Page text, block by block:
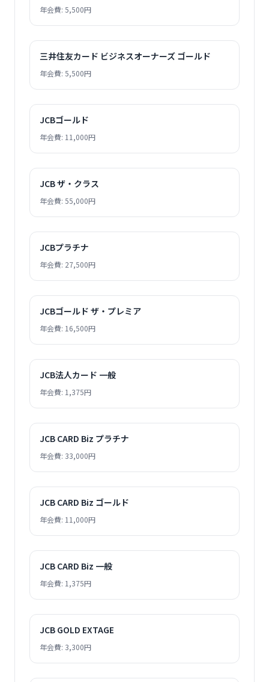
年会費: 5,500円
三井住友カード ビジネスオーナーズ ゴールド
年会費: 5,500円
JCBゴールド
年会費: 11,000円
JCB ザ・クラス
年会費: 55,000円
JCBプラチナ
年会費: 27,500円
JCBゴールド ザ・プレミア
年会費: 16,500円
JCB法人カード 一般
年会費: 1,375円
JCB CARD Biz プラチナ
年会費: 33,000円
JCB CARD Biz ゴールド
年会費: 11,000円
JCB CARD Biz 一般
年会費: 1,375円
JCB GOLD EXTAGE
年会費: 3,300円